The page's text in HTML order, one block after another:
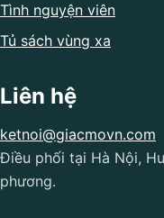
Tình nguyện viên
Tủ sách vùng xa
Liên hệ
ketnoi@giacmovn.com
Điều phối tại Hà Nội,
phương.